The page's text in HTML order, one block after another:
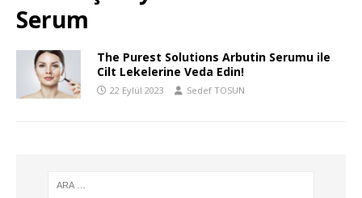
Serum
The Purest Solutions Arbutin Serumu ile
Cilt Lekelerine Veda Edin!
22 Eylül 2023 Sedef TOSUN